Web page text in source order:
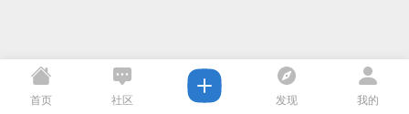
首页 社区 发现 我的